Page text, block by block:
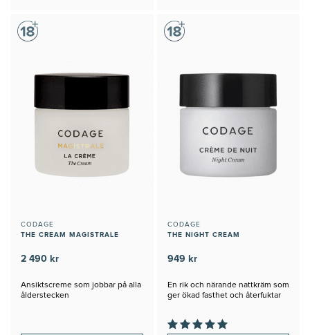
CODAGE
THE CREAM MAGISTRALE
2 490 kr
Ansiktscreme som jobbar på alla
ålderstecken
CODAGE
THE NIGHT CREAM
949 kr
En rik och närande nattkräm som
ger ökad fasthet och återfuktar